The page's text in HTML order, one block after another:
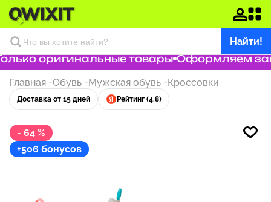
Найти!
оригинальные товары Оформляем
Главная -Обувь -Мужская обувь -Кроссовки
Доставка от 15 дней Рейтинг (4.8)
- 64 %
+506 бонусов